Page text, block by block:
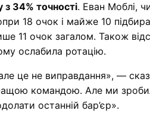
34% точності. Еван Моблі,
18 очок і майже 10
11 очок загалом. Також
ослабила ротацію.
це не виправдання», —
командою. Але ми
останній бар’єр».